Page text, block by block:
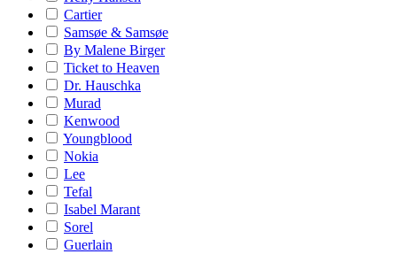
Cartier
Samsøe & Samsøe
By Malene Birger
Ticket to Heaven
Dr. Hauschka
Murad
Kenwood
Youngblood
Nokia
Lee
Tefal
Isabel Marant
Sorel
Guerlain